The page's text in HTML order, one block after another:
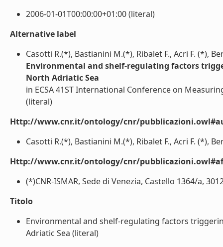
2006-01-01T00:00:00+01:00 (literal)
Alternative label
Casotti R.(*), Bastianini M.(*), Ribalet F., Acri F. (*),
Environmental and shelf-regulating factors
North Adriatic Sea
in ECSA 41ST International Conference on
(literal)
Http://www.cnr.it/ontology/cnr/
Casotti R.(*), Bastianini M.(*), Ribalet F., Acri F. (*),
Http://www.cnr.it/ontology/cnr/
(*)CNR-ISMAR, Sede di Venezia, Castello 1364/a,
Titolo
Environmental and shelf-regulating factors
Adriatic Sea (literal)